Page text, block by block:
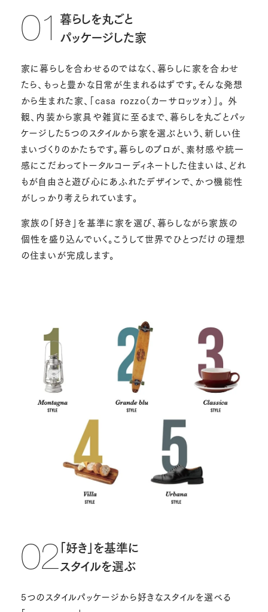
01 暮らしを丸ごと
パッケージした家
家に暮らしを合わせるのではなく、暮らしに家を合わせ
たら、もっと豊かな日常が生まれるはずです。そんな発想
から生まれた家、「casa rozzo（カーサロッツォ）」。 外
観、内装から家具や雑貨に至るまで、暮らしを丸ごとパッ
ケージした5つのスタイルから家を選ぶという、新しい住
まいづくりのかたちです。暮らしのプロが、素材感や統一
感にこだわってトータルコーディネートした住まいは、どれ
もが自由さと遊び心にあふれたデザインで、かつ機能性
がしっかり考えられています。
家族の「好き」を基準に家を選び、暮らしながら家族の
個性を盛り込んでいく。こうして世界でひとつだけの理想
の住まいが完成します。
02「好き」を基準に
スタイルを選ぶ
5つのスタイルパッケージから好きなスタイルを選べる